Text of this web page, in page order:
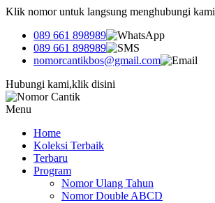
Klik nomor untuk langsung menghubungi kami
089 661 898989
089 661 898989
nomorcantikbos@gmail.com
Hubungi kami,klik disini
Menu
Home
Koleksi Terbaik
Terbaru
Program
Nomor Ulang Tahun
Nomor Double ABCD